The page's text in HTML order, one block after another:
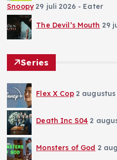
Snoopy 29 juli 2026 - Eater
The Devil’s Mouth 29
Series
Flex X Cop 2 augustus
Death Inc S04 2
Monsters of God 2